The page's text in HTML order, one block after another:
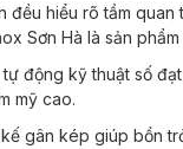
đều hiểu rõ tầm
Sơn Hà là sản
động kỹ thuật số
mỹ cao.
gân kép giúp bồn